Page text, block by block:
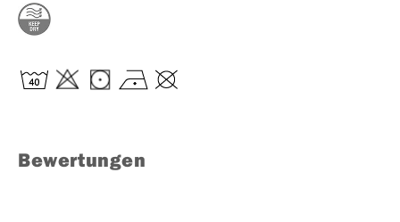
Bewertungen